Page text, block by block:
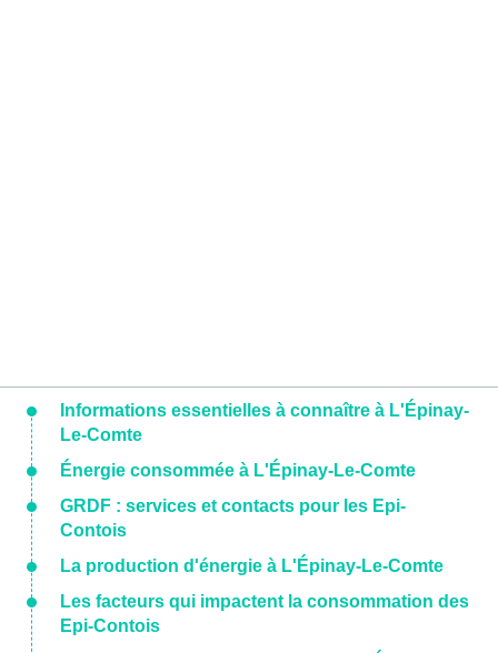
Informations essentielles à connaître à L'Épinay-
Le-Comte
Énergie consommée à L'Épinay-Le-Comte
GRDF : services et contacts pour les Epi-
Contois
La production d'énergie à L'Épinay-Le-Comte
Les facteurs qui impactent la consommation des
Epi-Contois